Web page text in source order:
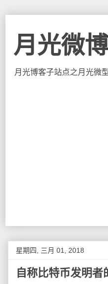
月光微
月光博客子站点之月光微
星期四, 三月 01, 2018
自称比特币发明者